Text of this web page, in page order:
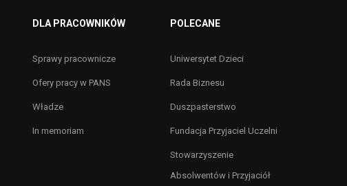
DLA PRACOWNIKÓW
Sprawy pracownicze
Ofery pracy w PANS
Władze
In memoriam
POLECANE
Uniwersytet Dzieci
Rada Biznesu
Duszpasterstwo
Fundacja Przyjaciel Uczelni
Stowarzyszenie
Absolwentów i Przyjaciół